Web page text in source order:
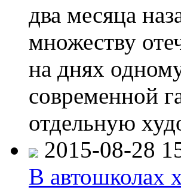
два месяца
множеству
на днях
современной
отдельную
2015-08-28
В автошколах